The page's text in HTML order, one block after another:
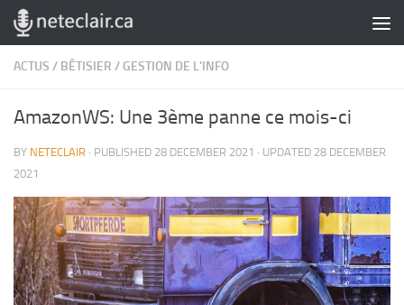
Skip to content
ACTUS / BÊTISIER / GESTION DE L'INFO
AmazonWS: Une 3ème panne ce mois-ci
BY NETECLAIR · PUBLISHED 28 DECEMBER 2021 · UPDATED 28 DECEMBER
2021